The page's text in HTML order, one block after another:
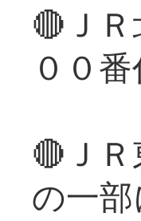
🔴Ｊ
００
🔴Ｊ
の一